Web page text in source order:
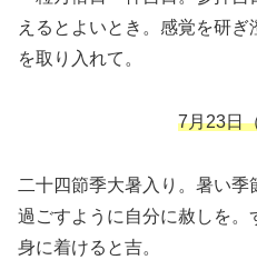
えるとよいとき。感覚を研
を取り入れて。
7月23日
二十四節季大暑入り。暑い
過ごすように自分に赦しを
身に着けると吉。